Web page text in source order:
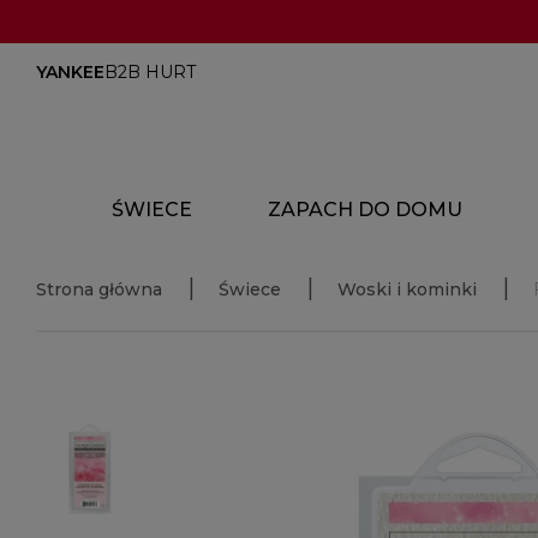
YANKEEB2B HURT
ŚWIECE ZAPACH DO DOMU
Strona główna Świece Woski i kominki